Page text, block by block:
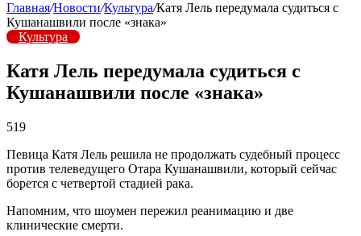
Главная/Новости/Культура/Катя Лель передумала судиться с
Кушанашвили после «знака»
Культура
Катя Лель передумала судиться с
Кушанашвили после «знака»
519
Певица Катя Лель решила не продолжать судебный процесс
против телеведущего Отара Кушанашвили, который сейчас
борется с четвертой стадией рака.
Напомним, что шоумен пережил реанимацию и две
клинические смерти.